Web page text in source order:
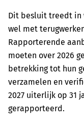
Dit besluit treedt in
wel met
Rapporterende
moeten over 2026
betrekking tot hun
verzamelen en
2027 uiterlijk op 31
gerapporteerd.